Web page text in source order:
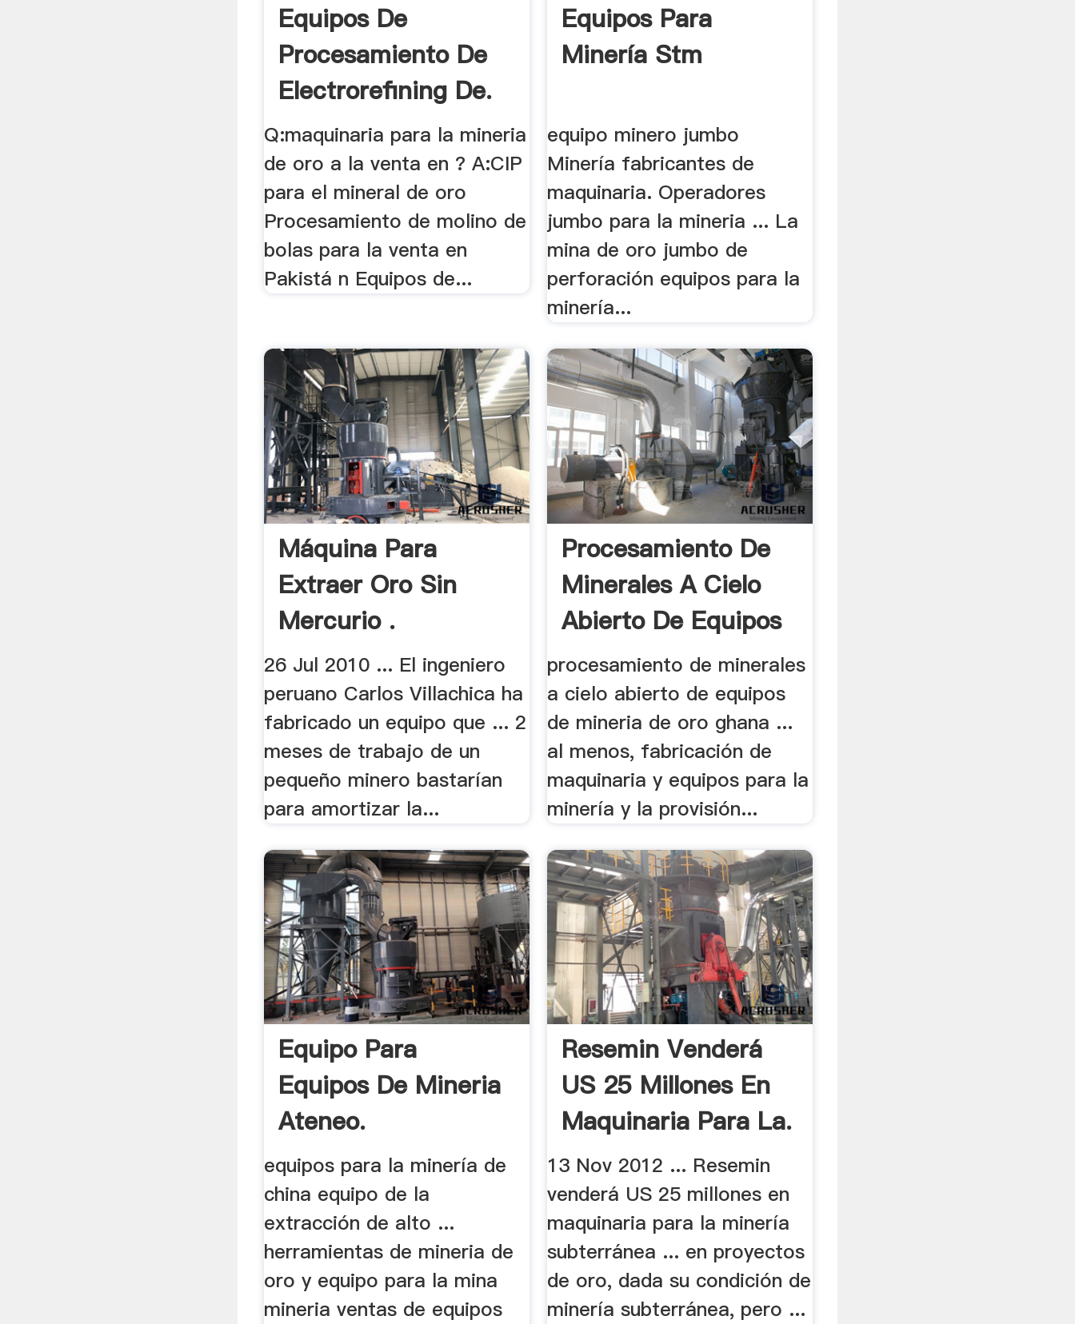
Equipos De
Procesamiento De
Electrorefining De.
Q:maquinaria para la mineria
de oro a la venta en ? A:CIP
para el mineral de oro
Procesamiento de molino de
bolas para la venta en
Pakistá n Equipos de...
Equipos Para
Minería Stm
equipo minero jumbo
Minería fabricantes de
maquinaria. Operadores
jumbo para la mineria ... La
mina de oro jumbo de
perforación equipos para la
minería...
Máquina Para
Extraer Oro Sin
Mercurio .
26 Jul 2010 ... El ingeniero
peruano Carlos Villachica ha
fabricado un equipo que ... 2
meses de trabajo de un
pequeño minero bastarían
para amortizar la...
Procesamiento De
Minerales A Cielo
Abierto De Equipos
De.
procesamiento de minerales
a cielo abierto de equipos
de mineria de oro ghana ...
al menos, fabricación de
maquinaria y equipos para la
minería y la provisión...
Equipo Para
Equipos De Mineria
Ateneo.
equipos para la minería de
china equipo de la
extracción de alto ...
herramientas de mineria de
oro y equipo para la mina
mineria ventas de equipos
Resemin Venderá
US 25 Millones En
Maquinaria Para La.
13 Nov 2012 ... Resemin
venderá US 25 millones en
maquinaria para la minería
subterránea ... en proyectos
de oro, dada su condición de
minería subterránea, pero ...